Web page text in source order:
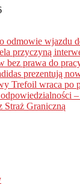
odmowie wjazdu
przyczyną
bez prawa do
prezentują
Trefoil wraca po
Straż Graniczną